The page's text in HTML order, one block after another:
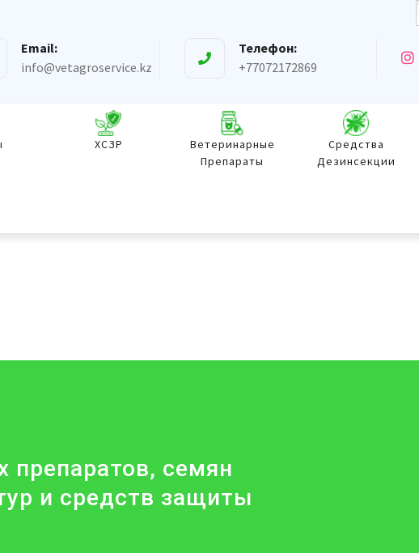
Email:
info@vetagroservice.kz
Телефон:
+77072172869
ХСЗР
Ветеринарные
Препараты
Средства
Дезинсекции
препаратов, семян
и средств защиты